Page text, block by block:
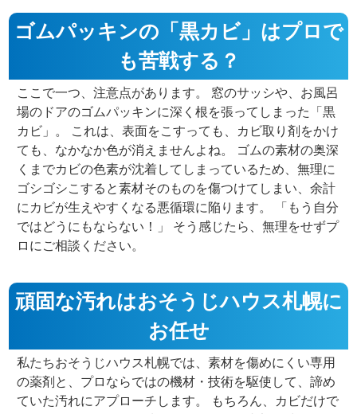
ゴムパッキンの「黒カビ」はプロで
も苦戦する？
ここで一つ、注意点があります。 窓のサッシや、お風呂
場のドアのゴムパッキンに深く根を張ってしまった「黒
カビ」。 これは、表面をこすっても、カビ取り剤をかけ
ても、なかなか色が消えませんよね。 ゴムの素材の奥深
くまでカビの色素が沈着してしまっているため、無理に
ゴシゴシこすると素材そのものを傷つけてしまい、余計
にカビが生えやすくなる悪循環に陥ります。 「もう自分
ではどうにもならない！」 そう感じたら、無理をせずプ
ロにご相談ください。
頑固な汚れはおそうじハウス札幌に
お任せ
私たちおそうじハウス札幌では、素材を傷めにくい専用
の薬剤と、プロならではの機材・技術を駆使して、諦め
ていた汚れにアプローチします。 もちろん、カビだけで